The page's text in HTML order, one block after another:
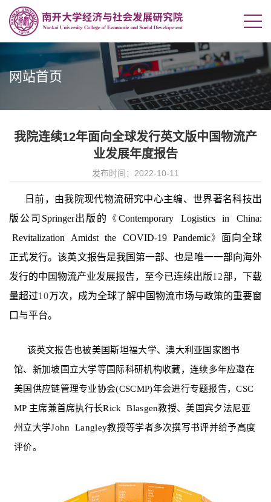
网站首页
我院连续12年面向全球发行英文版中国物流产
业发展年度报告
发布时间：2022-10-11
日前，由我院现代物流研究中心主编、世界著名科技出
版公司 Springer出版的 《 Contemporary Logistics in China:
Revitalization Amidst the COVID-19 Pandemic》 面向全球
正式发行。该英文报告是我国第一部、也是唯一一部向海外
发行的中国物流产业发展报告，至今已连续出版12部，下载
量超过10万次，成为全球了解中国物流市场与政策的重要窗
口与平台。
该英文报告也被美国斯坦福大学、澳大利亚国家图书
馆、新加坡国立大学等国际科研机构收藏，连续多年应邀在
美国供应链管理专业协会(CSCMP)年会进行专题报告，CSC
MP 主席兼首席执行长Rick Blasgen教授、美国宾夕法尼亚
州立大学John Langley教授等学者多次撰写书评并给予高度
评价。